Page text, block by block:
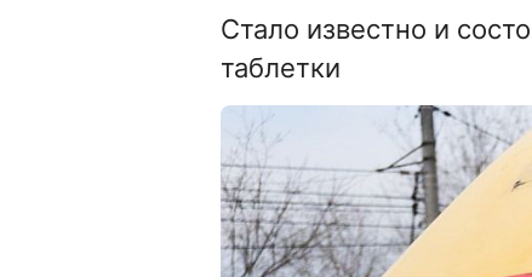
Стало известно и
таблетки